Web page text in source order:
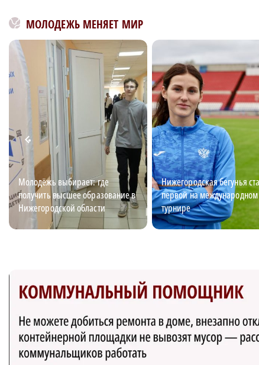
МОЛОДЕЖЬ МЕНЯЕТ МИР
Молодёжь выбирает: где
получить высшее образование в
Нижегородской области
Нижегородская бегунья
первой на международном
турнире